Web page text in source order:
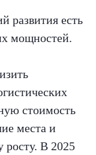
развития есть
мощностей.
стоимость
места и
росту. В 2025